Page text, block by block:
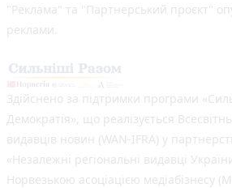
"Реклама" та "Партнерський проєкт"
реклами.
Здійснено за підтримки програми
Демократія», що реалізується
видавців новин (WAN-IFRA) у
«Незалежні регіональні видавці
Норвезькою асоціацією медіабізнесу